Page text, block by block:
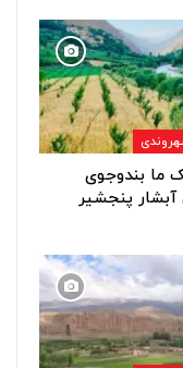
ما بندوجوی
آبشار پنجشیر